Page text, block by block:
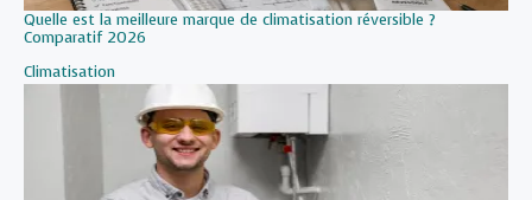
Quelle est la meilleure marque de climatisation réversible ?
Comparatif 2026
Par rapport à
Climatisation